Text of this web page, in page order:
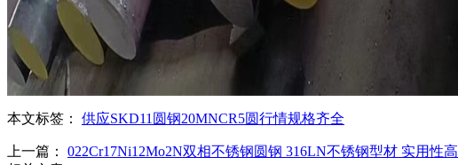
本文标签： 供应SKD11圆钢20MNCR5圆行情规格齐全
上一篇： 022Cr17Ni12Mo2N双相不锈钢圆钢 316LN不锈钢型材 实用性高